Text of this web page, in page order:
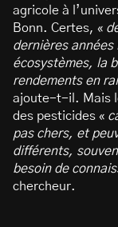
agricole à
Bonn. Certes, «
dernières
écosystèmes, la
rendements en
ajoute-t-il. Mais
des pesticides «
pas chers, et
différents,
besoin de
chercheur.